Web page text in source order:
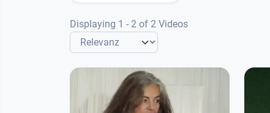
Displaying 1 - 2 of 2 Videos